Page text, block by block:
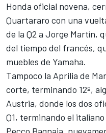
Honda oficial novena,
Quartararo con una
de la Q2 a Jorge Martín,
del tiempo del francés,
muebles de Yamaha.
Tampoco la Aprilia de
corte, terminando 12º,
Austria, donde los dos
Q1, terminando el